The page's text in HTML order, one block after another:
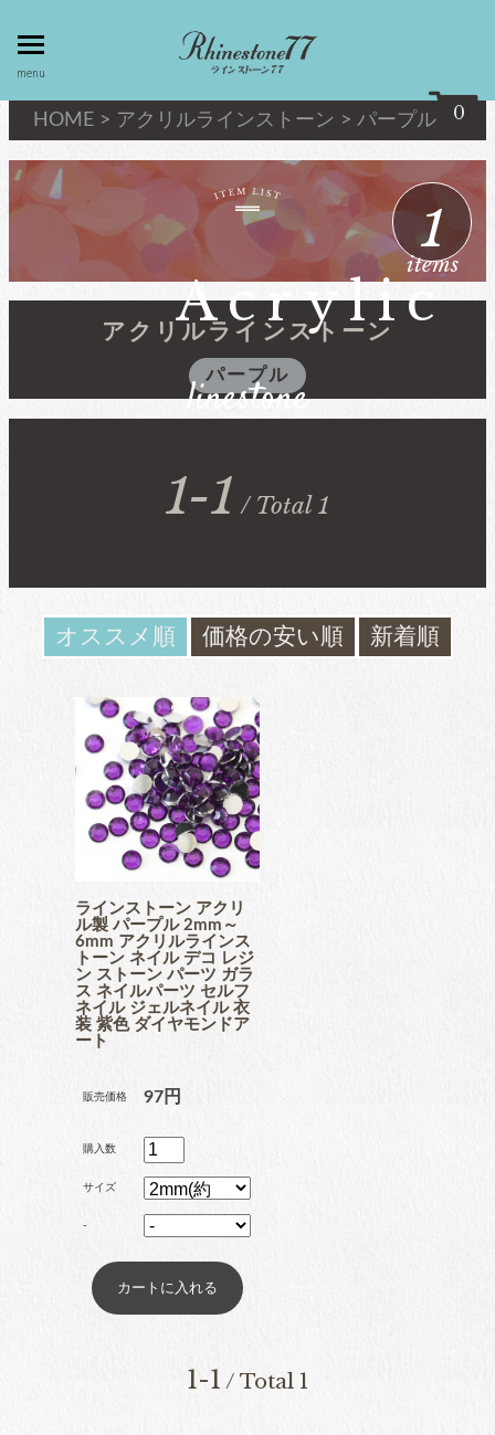
toggle
menu
menu
0
my page
マイページ
policy
扱
blog
linestone ラインストーン
キシリウスカット
ガラスラインストーン
チャトン
ﾌﾞﾗﾝﾄﾞ製ﾗｲﾝｽﾄｰﾝ同等品
アクリルラインストーン
パールラインストーン
ブリオン
納期4週間前後
pearl
HOME > アクリルラインストーン > パープル
Acrylic
linestone
1
items
アクリルラインストーン
パープル
1-1 / Total 1
オススメ順 価格の安い順 新着順
ラインストーン アクリ
ル製 パープル 2mm～
6mm アクリルラインス
トーン ネイル デコ レジ
ン ストーン パーツ ガラ
ス ネイルパーツ セルフ
ネイル ジェルネイル 衣
装 紫色 ダイヤモンドア
ート
販売価格 97円
購入数
サイズ
-
1-1 / Total 1